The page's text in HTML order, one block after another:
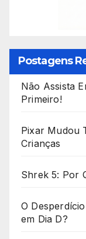
Postagens
Não Assista
Primeiro!
Pixar Mudou
Crianças
Shrek 5: Por
O
em Dia D?